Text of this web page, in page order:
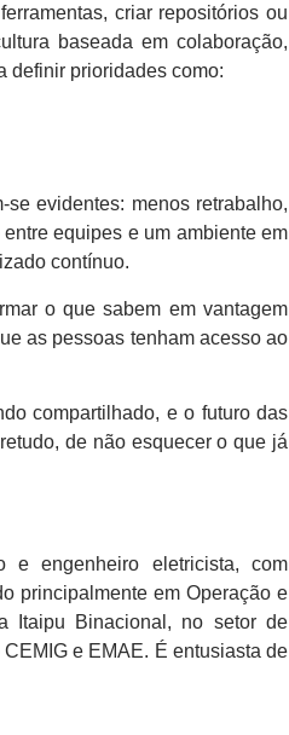
criar repositórios ou
baseada em colaboração,
definir prioridades como:
evidentes: menos retrabalho,
equipes e um ambiente em
contínuo.
o que sabem em vantagem
as pessoas tenham acesso ao
compartilhado, e o futuro das
de não esquecer o que já
e engenheiro eletricista, com
principalmente em Operação e
Itaipu Binacional, no setor de
e EMAE. É entusiasta de